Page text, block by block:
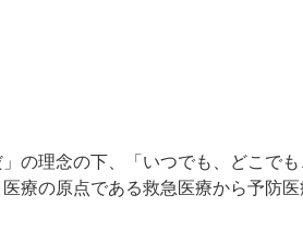
の理念の下、「いつでも、どこで
療の原点である救急医療から予防医